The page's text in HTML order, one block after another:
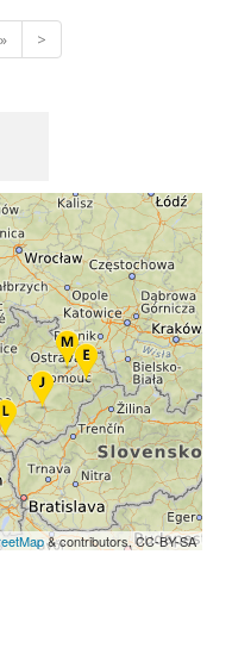
» >
& contributors, CC-BY-SA